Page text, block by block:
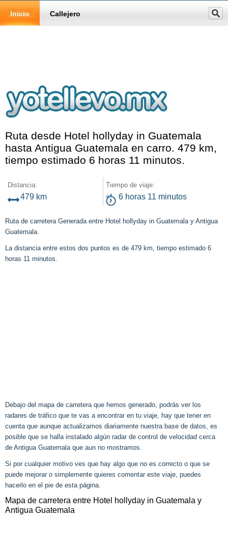
Inicio Callejero
Ruta desde Hotel hollyday in Guatemala
hasta Antigua Guatemala en carro. 479 km,
tiempo estimado 6 horas 11 minutos.
Distancia:
479 km
Tiempo de viaje:
6 horas 11 minutos
Ruta de carretera Generada entre Hotel hollyday in Guatemala y Antigua
Guatemala.
La distancia entre estos dos puntos es de 479 km, tiempo estimado 6
horas 11 minutos.
Debajo del mapa de carretera que hemos generado, podrás ver los
radares de tráfico que te vas a encontrar en tu viaje, hay que tener en
cuenta que aunque actualizamos diariamente nuestra base de datos, es
posible que se halla instalado algún radar de control de velocidad cerca
de Antigua Guatemala que aun no mostramos.
Si por cualquier motivo ves que hay algo que no es correcto o que se
puede mejorar o simplemente quieres comentar este viaje, puedes
hacerlo en el pie de esta página.
Mapa de carretera entre Hotel hollyday in Guatemala y
Antigua Guatemala